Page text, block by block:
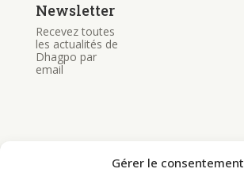
Gérer le consentement
Newsletter
Recevez toutes
les actualités de
Dhagpo par
email